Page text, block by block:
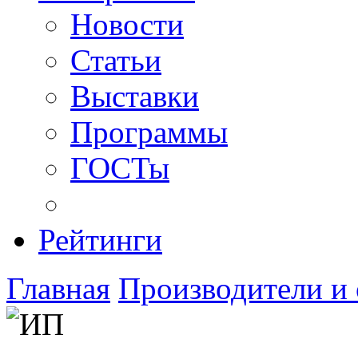
Новости
Статьи
Выставки
Программы
ГОСТы
Рейтинги
Главная Производители и